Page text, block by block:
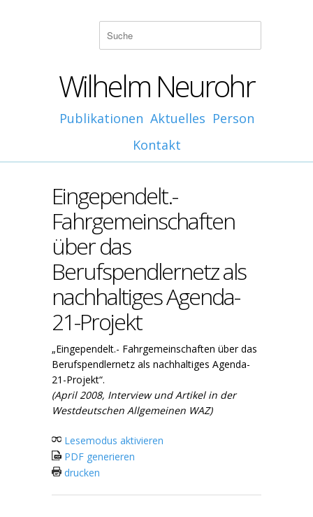
Wilhelm Neurohr
Publikationen Aktuelles Person
Kontakt
Eingependelt.-
Fahrgemeinschaften
über das
Berufspendlernetz als
nachhaltiges Agenda-
21-Projekt
„Eingependelt.- Fahrgemeinschaften über das
Berufspendlernetz als nachhaltiges Agenda-
21-Projekt“.
(April 2008, Interview und Artikel in der
Westdeutschen Allgemeinen WAZ)
Lesemodus aktivieren
PDF generieren
drucken